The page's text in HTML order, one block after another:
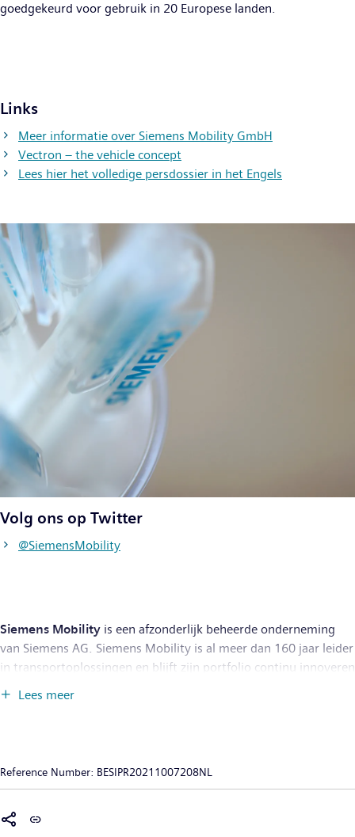
goedgekeurd voor gebruik in 20 Europese landen.
Links
Meer informatie over Siemens Mobility GmbH
Vectron – the vehicle concept
Lees hier het volledige persdossier in het Engels
Volg ons op Twitter
@SiemensMobility
Siemens Mobility is een afzonderlijk beheerde onderneming
van Siemens AG. Siemens Mobility is al meer dan 160 jaar leider
in transportoplossingen en blijft zijn portfolio continu innoveren
infrastructuur intelligent te maken, waarde duurzaam te
passagiers te verbeteren en beschikbaarheid te garanderen. In
Lees meer
Reference Number: BESIPR20211007208NL